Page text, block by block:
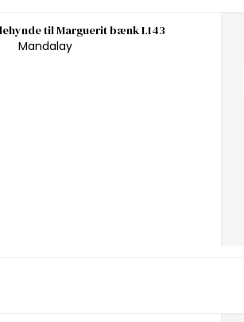
til Marguerit bænk L143
Mandalay